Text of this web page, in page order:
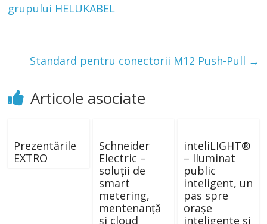
grupului HELUKABEL
Standard pentru conectorii M12 Push-Pull →
Articole asociate
Prezentările
EXTRO
Schneider
Electric –
soluții de
smart
metering,
mentenanță
și cloud
inteliLIGHT®
– Iluminat
public
inteligent, un
pas spre
oraşe
inteligente şi